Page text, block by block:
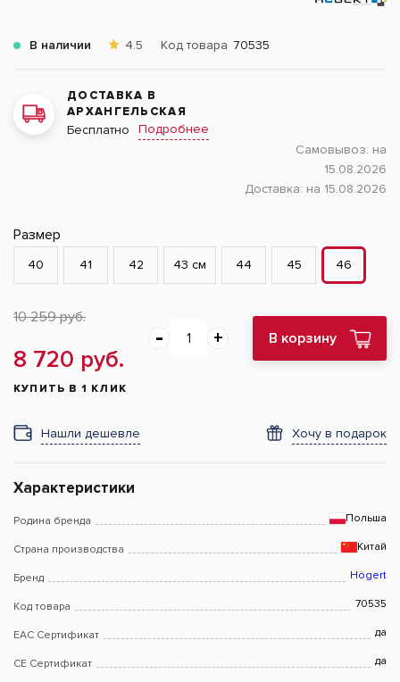
В наличии 4.5 Код товара 70535
ДОСТАВКА В
АРХАНГЕЛЬСКАЯ
Бесплатно
Подробнее
Самовывоз: на
15.08.2026
Доставка: на 15.08.2026
Размер
40 41 42 43 см 44 45 46
8 720 руб.
10 259 руб.
В корзину
КУПИТЬ В 1 КЛИК
Нашли дешевле Хочу в подарок
Характеристики
Родина бренда Польша
Страна производства Китай
Бренд Högert
Код товара 70535
EAC Сертификат да
CE Сертификат да